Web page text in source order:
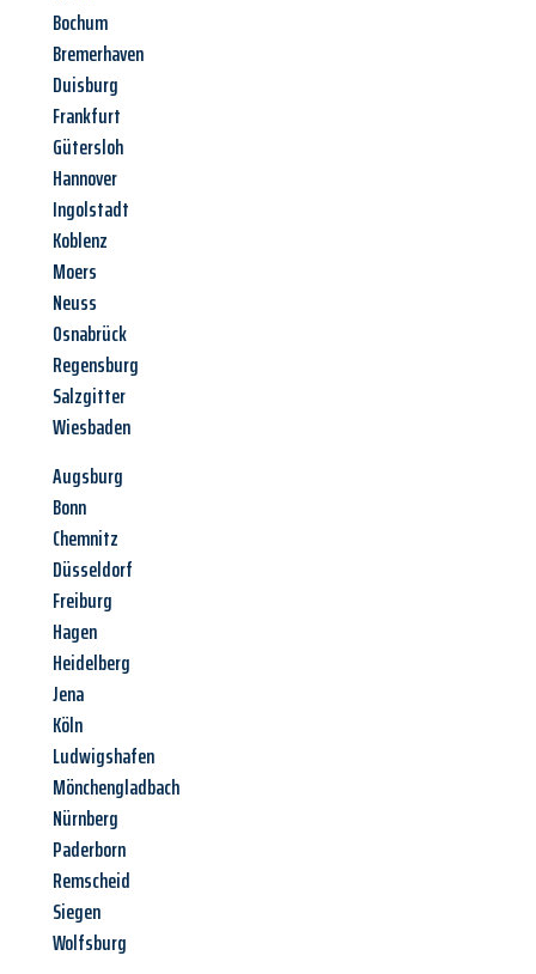
Bochum
Bremerhaven
Duisburg
Frankfurt
Gütersloh
Hannover
Ingolstadt
Koblenz
Moers
Neuss
Osnabrück
Regensburg
Salzgitter
Wiesbaden
Augsburg
Bonn
Chemnitz
Düsseldorf
Freiburg
Hagen
Heidelberg
Jena
Köln
Ludwigshafen
Mönchengladbach
Nürnberg
Paderborn
Remscheid
Siegen
Wolfsburg